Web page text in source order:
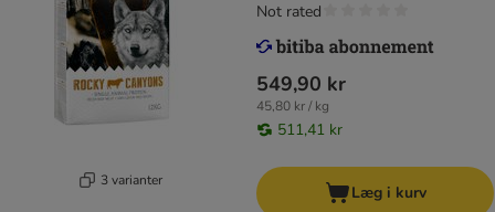
3 varianter
549,90 kr
45,80 kr / kg
511,41 kr
Not rated
Læg i kurv